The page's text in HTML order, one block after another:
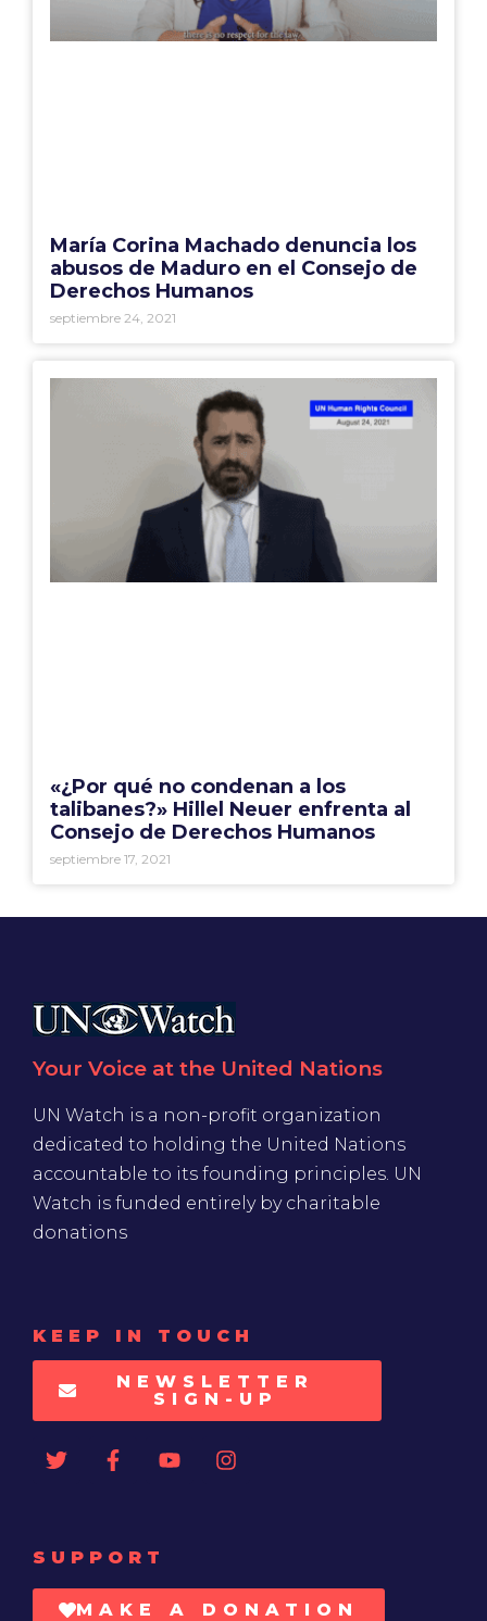
María Corina Machado denuncia los
abusos de Maduro en el Consejo de
Derechos Humanos
septiembre 24, 2021
«¿Por qué no condenan a los
talibanes?» Hillel Neuer enfrenta al
Consejo de Derechos Humanos
septiembre 17, 2021
Your Voice at the United Nations
UN Watch is a non-profit organization
dedicated to holding the United Nations
accountable to its founding principles. UN
Watch is funded entirely by charitable
donations
KEEP IN TOUCH
NEWSLETTER
SIGN-UP
SUPPORT
MAKE A DONATION